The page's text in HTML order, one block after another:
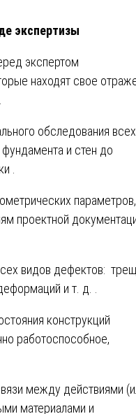
экспертизы
экспертом
находят свое
обследования всех
и стен до
.
параметров,
проектной
видов дефектов:
и т. д. .
конструкций
работоспособное,
между действиями
материалами и